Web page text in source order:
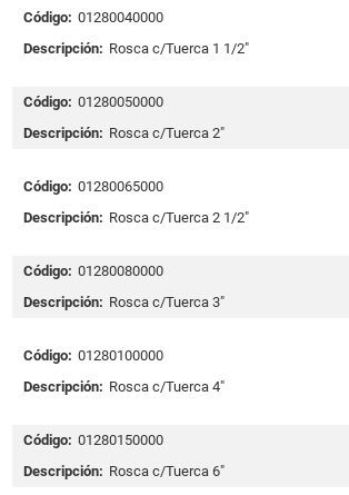
Código: 01280040000
Descripción: Rosca c/Tuerca 1 1/2"
Código: 01280050000
Descripción: Rosca c/Tuerca 2"
Código: 01280065000
Descripción: Rosca c/Tuerca 2 1/2"
Código: 01280080000
Descripción: Rosca c/Tuerca 3"
Código: 01280100000
Descripción: Rosca c/Tuerca 4"
Código: 01280150000
Descripción: Rosca c/Tuerca 6"